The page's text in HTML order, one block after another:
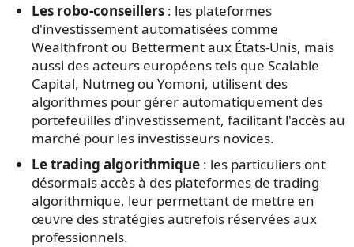
Les robo-conseillers : les plateformes
d'investissement automatisées comme
Wealthfront ou Betterment aux États-Unis, mais
aussi des acteurs européens tels que Scalable
Capital, Nutmeg ou Yomoni, utilisent des
algorithmes pour gérer automatiquement des
portefeuilles d'investissement, facilitant l'accès au
marché pour les investisseurs novices.
Le trading algorithmique : les particuliers ont
désormais accès à des plateformes de trading
algorithmique, leur permettant de mettre en
œuvre des stratégies autrefois réservées aux
professionnels.